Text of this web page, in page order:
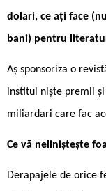
dolari, ce ați face
bani) pentru
Aș sponsoriza o
institui niște premii
miliardari care fac
Ce vă neliniștește
Derapajele de orice